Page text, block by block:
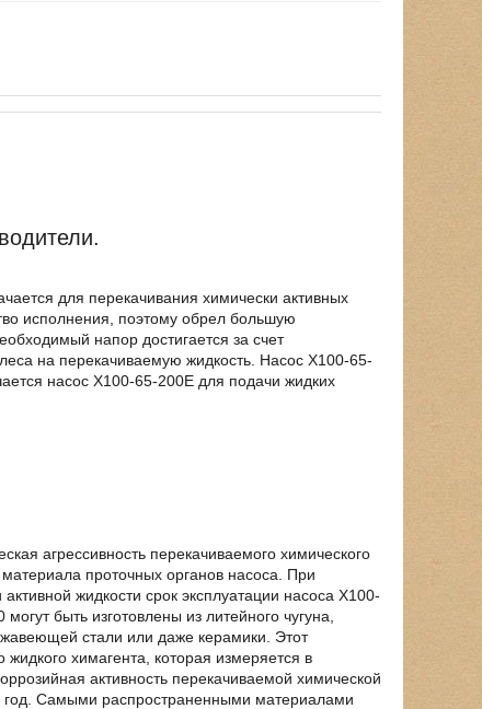
для перекачивания химически активных
исполнения, поэтому обрел большую
напор достигается за счет
на перекачиваемую жидкость. Насос Х100-65-
насос Х100-65-200Е для подачи жидких
агрессивность перекачиваемого химического
проточных органов насоса. При
жидкости срок эксплуатации насоса Х100-
быть изготовлены из литейного чугуна,
стали или даже керамики. Этот
химагента, которая измеряется в
активность перекачиваемой химической
год. Самыми распространенными материалами